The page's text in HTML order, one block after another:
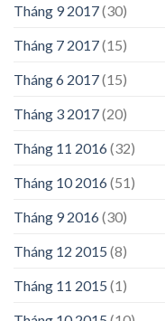
Tháng 9 2017(30)
Tháng 7 2017(15)
Tháng 6 2017(15)
Tháng 3 2017(20)
Tháng 11 2016(32)
Tháng 10 2016(51)
Tháng 9 2016(30)
Tháng 12 2015 (8)
Tháng 11 2015 (1)